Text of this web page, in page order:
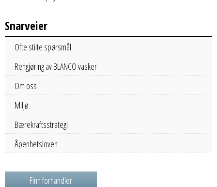
Snarveier
Ofte stilte spørsmål
Rengjøring av BLANCO vasker
Om oss
Miljø
Bærekraftsstrategi
Åpenhetsloven
Finn forhandler